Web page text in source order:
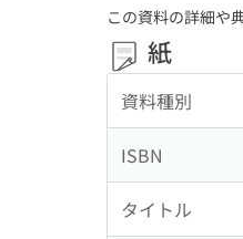
この資料の詳細や
紙
資料種別
ISBN
タイトル